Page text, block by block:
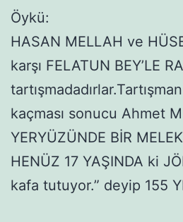
Öykü:
HASAN MELLAH ve
karşı FELATUN BEY’LE
kaçması sonucu Ahmet
YERYÜZÜNDE BİR
HENÜZ 17 YAŞINDA ki
kafa tutuyor.” deyip 155